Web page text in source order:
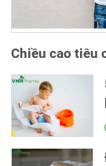
Chiều cao tiêu